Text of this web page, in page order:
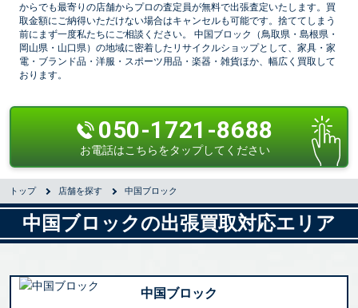
からでも最寄りの店舗からプロの査定員が無料で出張査定いたします。買
取金額にご納得いただけない場合はキャンセルも可能です。捨ててしまう
前にまず一度私たちにご相談ください。 中国ブロック（鳥取県・島根県・
岡山県・山口県）の地域に密着したリサイクルショップとして、家具・家
電・ブランド品・洋服・スポーツ用品・楽器・雑貨ほか、幅広く買取して
おります。
050-1721-8688
お電話はこちらをタップしてください
トップ 店舗を探す 中国ブロック
中国ブロックの出張買取対応エリア
中国ブロック